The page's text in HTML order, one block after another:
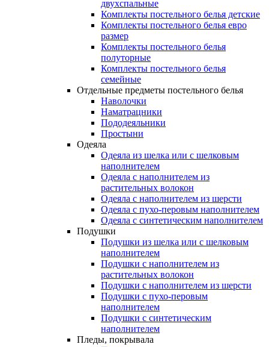
двухспальные
Комплекты постельного белья детские
Комплекты постельного белья евро
размер
Комплекты постельного белья
полуторные
Комплекты постельного белья
семейные
Отдельные предметы постельного белья
Наволочки
Наматрацники
Пододеяльники
Простыни
Одеяла
Одеяла из шелка или с шелковым
наполнителем
Одеяла с наполнителем из
растительных волокон
Одеяла с наполнителем из шерсти
Одеяла с пухо-перовым наполнителем
Одеяла с синтетическим наполнителем
Подушки
Подушки из шелка или с шелковым
наполнителем
Подушки с наполнителем из
растительных волокон
Подушки с наполнителем из шерсти
Подушки с пухо-перовым
наполнителем
Подушки с синтетическим
наполнителем
Пледы, покрывала